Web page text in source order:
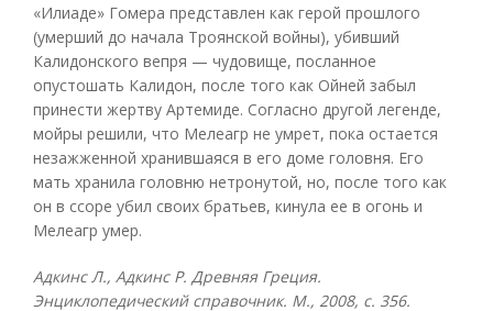
«Илиаде» Гомера представлен как герой прошлого
(умерший до начала Троянской войны), убивший
Калидонского вепря — чудовище, посланное
опустошать Калидон, после того как Ойней забыл
принести жертву Артемиде. Согласно другой легенде,
мойры решили, что Мелеагр не умрет, пока остается
незажженной хранившаяся в его доме головня. Его
мать хранила головню нетронутой, но, после того как
он в ссоре убил своих братьев, кинула ее в огонь и
Мелеагр умер.
Адкинс Л., Адкинс Р. Древняя Греция.
Энциклопедический справочник. М., 2008, с. 356.